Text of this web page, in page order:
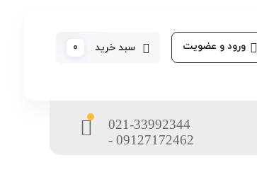
سبد خرید 0 ورود و عضویت
021-33992344
- 09127172462